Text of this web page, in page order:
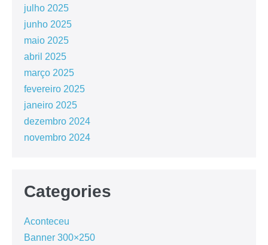
julho 2025
junho 2025
maio 2025
abril 2025
março 2025
fevereiro 2025
janeiro 2025
dezembro 2024
novembro 2024
Categories
Aconteceu
Banner 300×250